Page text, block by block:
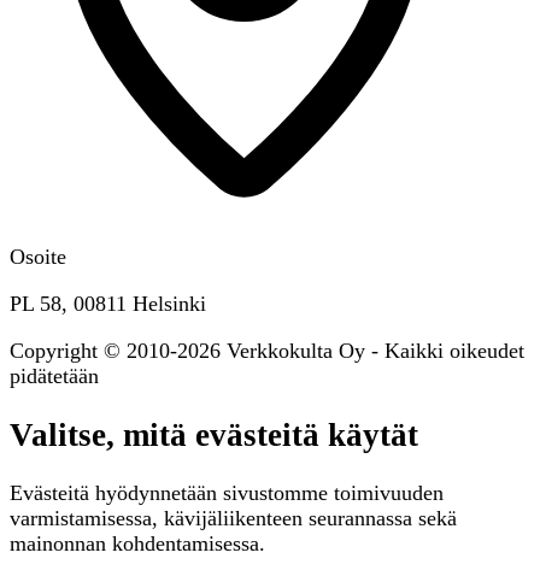
Osoite
PL 58, 00811 Helsinki
Copyright © 2010-2026 Verkkokulta Oy - Kaikki oikeudet
pidätetään
Valitse, mitä evästeitä käytät
Evästeitä hyödynnetään sivustomme toimivuuden
varmistamisessa, kävijäliikenteen seurannassa sekä
mainonnan kohdentamisessa.